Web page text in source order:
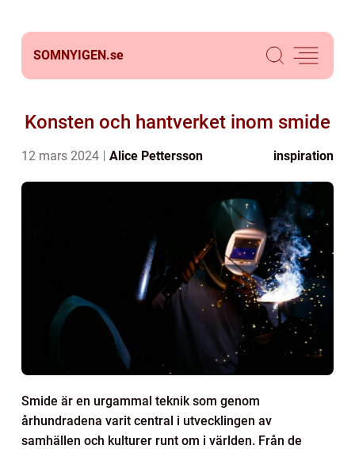
SOMNYIGEN.se
Konsten och hantverket inom smide
12 mars 2024 Alice Pettersson inspiration
Smide är en urgammal teknik som genom
århundradena varit central i utvecklingen av
samhällen och kulturer runt om i världen. Från de